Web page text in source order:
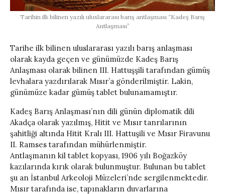
Tarihin ilk bilinen yazılı uluslararası barış antlaşması “Kadeş Barış
Antlaşması”
Tarihe ilk bilinen uluslararası yazılı barış anlaşması
olarak kayda geçen ve günümüzde Kadeş Barış
Anlaşması olarak bilinen III. Hattuşşili tarafından gümüş
levhalara yazdırılarak Mısır’a gönderilmiştir. Lakin,
günümüze kadar gümüş tablet bulunamamıştır.
Kadeş Barış Anlaşması’nın dili günün diplomatik dili
Akadça olarak yazılmış, Hitit ve Mısır tanrılarının
şahitliği altında Hitit Kralı III. Hattuşili ve Mısır Firavunu
II. Ramses tarafından mühürlenmiştir.
Antlaşmanın kil tablet kopyası, 1906 yılı Boğazköy
kazılarında kırık olarak bulunmuştur. Bulunan bu tablet
şu an İstanbul Arkeoloji Müzeleri’nde sergilenmektedir.
Mısır tarafında ise, tapınakların duvarlarına